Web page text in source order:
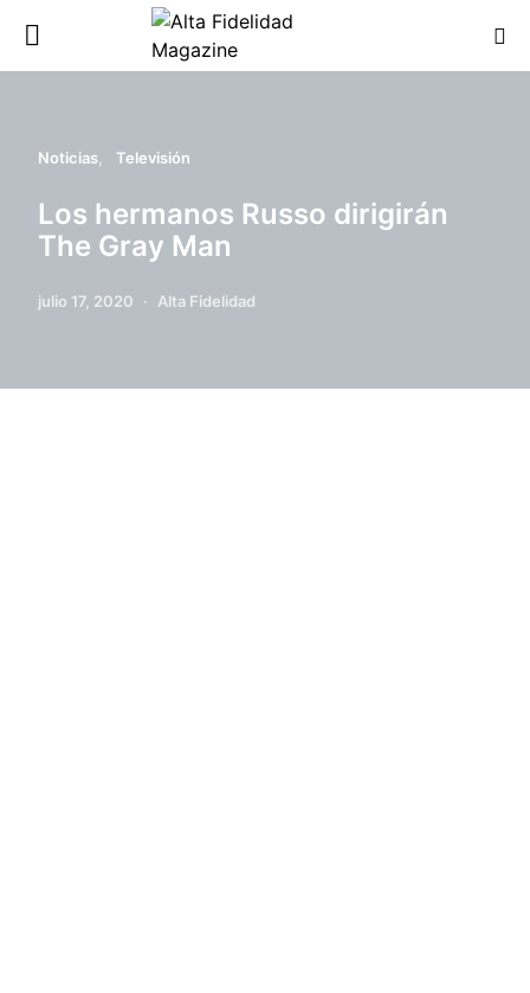
Noticias Televisión
Los hermanos Russo dirigirán
The Gray Man
julio 17, 2020 Alta Fidelidad